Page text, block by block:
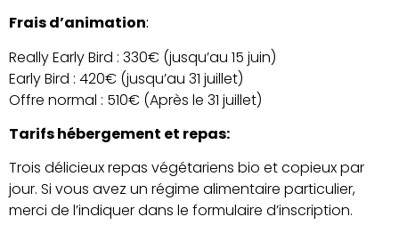
Frais d’animation:
Really Early Bird : 330€ (jusqu’au 15 juin)
Early Bird : 420€ (jusqu’au 31 juillet)
Offre normal : 510€ (Après le 31 juillet)
Tarifs hébergement et repas:
Trois délicieux repas végétariens bio et copieux par
jour. Si vous avez un régime alimentaire particulier,
merci de l’indiquer dans le formulaire d’inscription.